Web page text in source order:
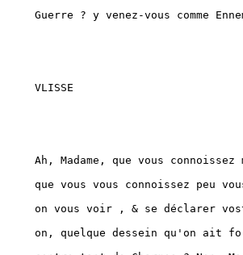
Guerre ? y venez-vous comme
VLISSE
Ah, Madame, que vous
que vous vous connoissez peu
on vous voir , & se déclarer
on, quelque dessein qu'on ait